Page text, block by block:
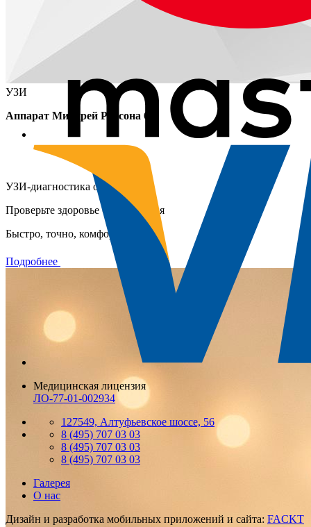
УЗИ
Аппарат Миндрей Рексона 6
УЗИ-диагностика органов
Проверьте здоровье без волнения
Быстро, точно, комфортно
Подробнее
Медицинская лицензия
ЛО-77-01-002934
127549, Алтуфьевское шоссе, 56
8 (495) 707 03 03
8 (495) 707 03 03
8 (495) 707 03 03
Галерея
О нас
Дизайн и разработка мобильных приложений и сайта: FACKT